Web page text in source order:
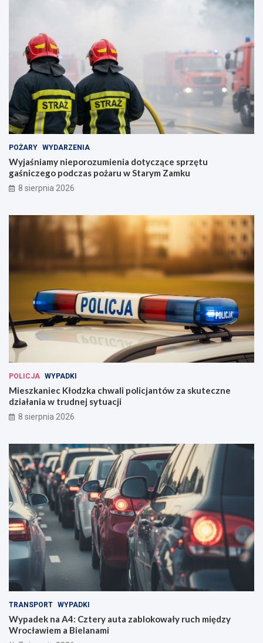
POŻARY WYDARZENIA
Wyjaśniamy nieporozumienia dotyczące sprzętu
gaśniczego podczas pożaru w Starym Zamku
8 sierpnia 2026
POLICJA WYPADKI
Mieszkaniec Kłodzka chwali policjantów za skuteczne
działania w trudnej sytuacji
8 sierpnia 2026
TRANSPORT WYPADKI
Wypadek na A4: Cztery auta zablokowały ruch między
Wrocławiem a Bielanami